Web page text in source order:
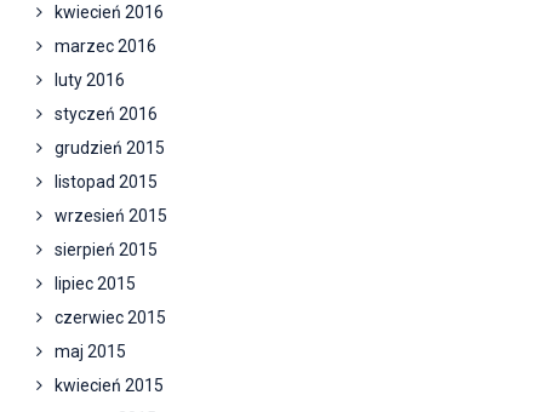
kwiecień 2016
marzec 2016
luty 2016
styczeń 2016
grudzień 2015
listopad 2015
wrzesień 2015
sierpień 2015
lipiec 2015
czerwiec 2015
maj 2015
kwiecień 2015